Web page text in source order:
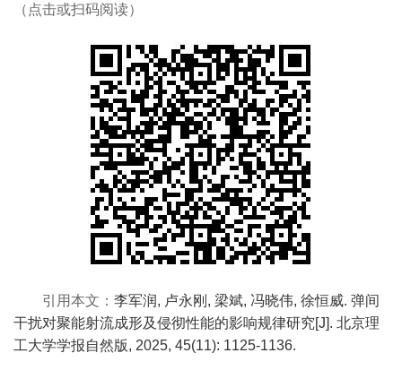
（ 点击或扫码阅读）
引用本文： 李军润, 卢永刚, 梁斌, 冯晓伟, 徐恒威. 弹间
干扰对聚能射流成形及侵彻性能的影响规律研究[J]. 北京理
工大学学报自然版, 2025, 45(11): 1125-1136.